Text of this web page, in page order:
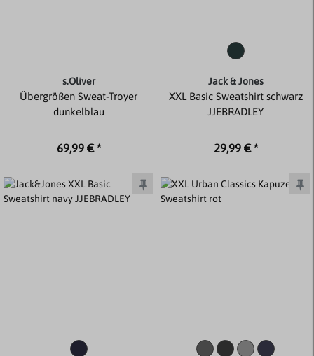
s.Oliver
Übergrößen Sweat-Troyer
dunkelblau
69,99 € *
Jack & Jones
XXL Basic Sweatshirt schwarz
JJEBRADLEY
29,99 € *